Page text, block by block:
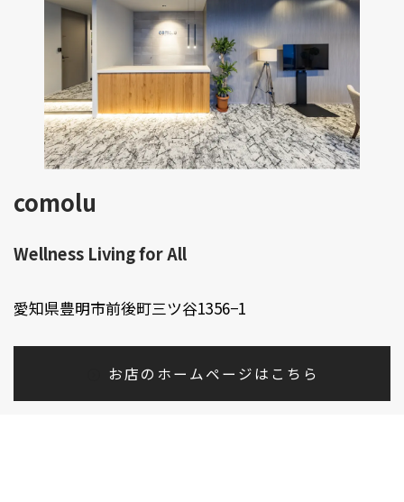
comolu
Wellness Living for All
愛知県豊明市前後町三ツ谷1356−1
お店のホームページはこちら